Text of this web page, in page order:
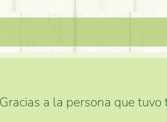
a la persona que tuvo